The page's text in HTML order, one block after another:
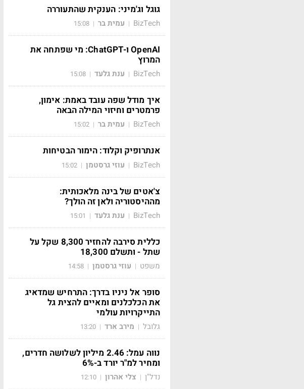
גוגל וג'מיני: הענקית שהתעוררה
BizTech
| עמית בר |
15:08
OpenAI ו-ChatGPT: מי שפתחה את
המרוץ
BizTech
| ענת גלעד |
15:08
איך מודל שפה עובד באמת: אימון,
פרמטרים וחיזוי המילה הבאה
BizTech
| עמית בר |
15:02
אנתרופיק וקלוד: הימור הבטיחות
BizTech
| עוזי גרסטמן |
15:02
צ'אטים של בינה מלאכותית:
מההיסטוריה ולאן זה הולך?
BizTech
| ענת גלעד |
15:01
כללית סירבה להחזיר 8,300 שקל על
שתל - ותשלם 18,300
משפט | עוזי גרסטמן |
14:58
סופר אל ניניו בדרך: התרחיש שמדאיג
את הכלכלנים ומאיים להצית גל
התייקרויות עולמי
גלובל | מירב ארד |
13:20
נווה עמל: 2.46 מיליון לשלושה חדרים,
ומחיר למ"ר יורד ב-6%
נדל"ן | צלי אהרון |
12:10